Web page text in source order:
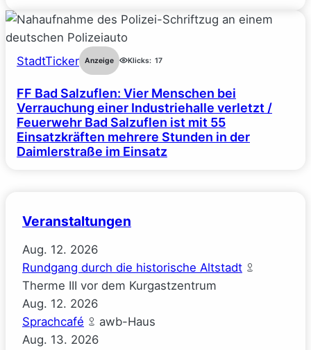
StadtTicker Anzeige Klicks: 17
FF Bad Salzuflen: Vier Menschen bei
Verrauchung einer Industriehalle verletzt /
Feuerwehr Bad Salzuflen ist mit 55
Einsatzkräften mehrere Stunden in der
Daimlerstraße im Einsatz
Veranstaltungen
Aug. 12. 2026
Rundgang durch die historische Altstadt
Therme III vor dem Kurgastzentrum
Aug. 12. 2026
Sprachcafé
awb-Haus
Aug. 13. 2026